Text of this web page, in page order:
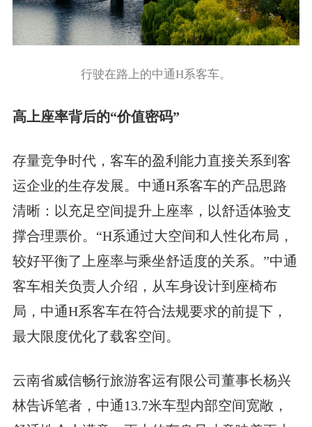
行驶在路上的中通H系客车。
高上座率背后的“价值密码”
存量竞争时代，客车的盈利能力直接关系到客
运企业的生存发展。中通H系客车的产品思路
清晰：以充足空间提升上座率，以舒适体验支
撑合理票价。“H系通过大空间和人性化布局，
较好平衡了上座率与乘坐舒适度的关系。”中通
客车相关负责人介绍，从车身设计到座椅布
局，中通H系客车在符合法规要求的前提下，
最大限度优化了载客空间。
云南省威信畅行旅游客运有限公司董事长杨兴
林告诉笔者，中通13.7米车型内部空间宽敞，